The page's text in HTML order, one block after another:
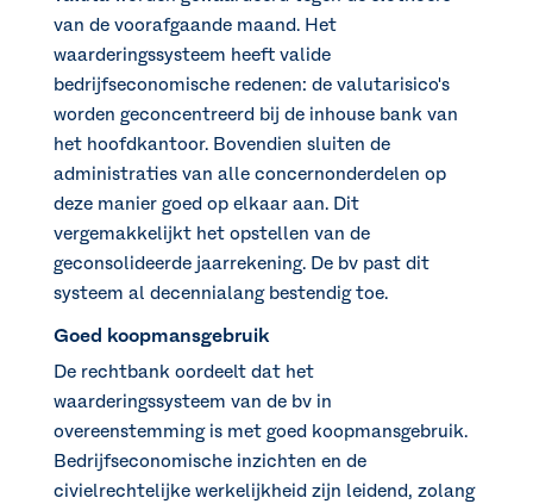
van de voorafgaande maand. Het
waarderingssysteem heeft valide
bedrijfseconomische redenen: de valutarisico's
worden geconcentreerd bij de inhouse bank van
het hoofdkantoor. Bovendien sluiten de
administraties van alle concernonderdelen op
deze manier goed op elkaar aan. Dit
vergemakkelijkt het opstellen van de
geconsolideerde jaarrekening. De bv past dit
systeem al decennialang bestendig toe.
Goed koopmansgebruik
De rechtbank oordeelt dat het
waarderingssysteem van de bv in
overeenstemming is met goed koopmansgebruik.
Bedrijfseconomische inzichten en de
civielrechtelijke werkelijkheid zijn leidend, zolang